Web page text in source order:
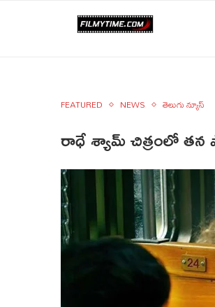
FEATURED NEWS తెలుగు న్యూస్
రాధే శ్యామ్ చిత్రంలో తన